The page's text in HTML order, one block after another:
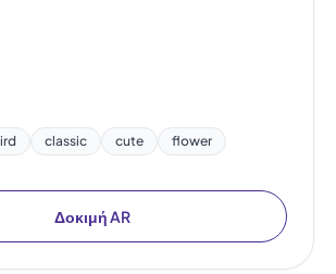
classic cute flower
Δοκιμή AR